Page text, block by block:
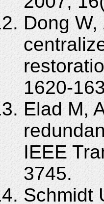
Dong
1620-
Elad M,
IEEE
3745.
Schmidt